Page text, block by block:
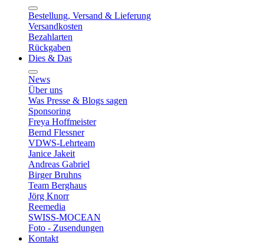
Bestellung, Versand & Lieferung
Versandkosten
Bezahlarten
Rückgaben
Dies & Das
News
Über uns
Was Presse & Blogs sagen
Sponsoring
Freya Hoffmeister
Bernd Flessner
VDWS-Lehrteam
Janice Jakeit
Andreas Gabriel
Birger Bruhns
Team Berghaus
Jörg Knorr
Reemedia
SWISS-MOCEAN
Foto - Zusendungen
Kontakt